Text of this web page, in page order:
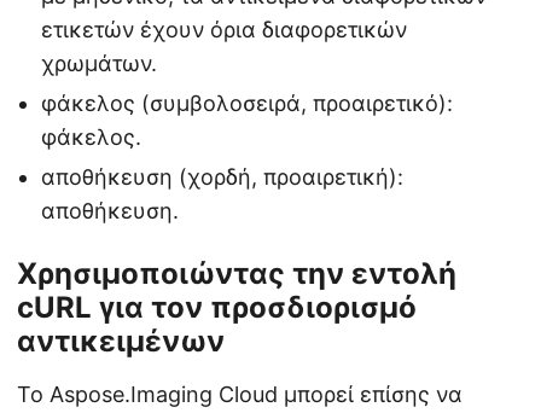
ετικετών έχουν όρια διαφορετικών
χρωμάτων.
φάκελος (συμβολοσειρά, προαιρετικό):
φάκελος.
αποθήκευση (χορδή, προαιρετική):
αποθήκευση.
Χρησιμοποιώντας την εντολή
cURL για τον προσδιορισμό
αντικειμένων
Το Aspose.Imaging Cloud μπορεί επίσης να